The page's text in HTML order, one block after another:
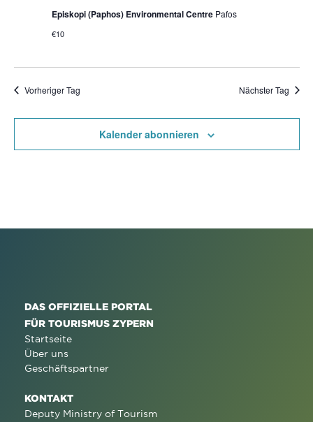
Episkopi (Paphos) Environmental Centre Pafos
€10
Vorheriger Tag Nächster Tag
Kalender abonnieren
DAS OFFIZIELLE PORTAL
FÜR TOURISMUS ZYPERN
Startseite
Über uns
Geschäftspartner
KONTAKT
Deputy Ministry of Tourism